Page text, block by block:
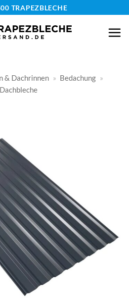
TRAPEZBLECHE
& Dachrinnen » Bedachung »
Dachbleche